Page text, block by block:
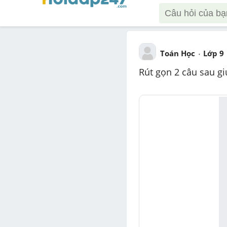
Toán Học Lớp 9
Rút gọn 2 câu sau